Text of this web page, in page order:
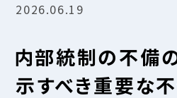
2026.06.19
内部統制の不備
示すべき重要な